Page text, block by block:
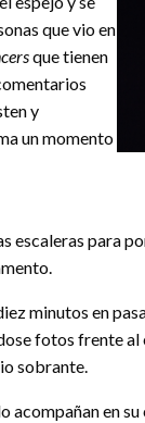
que vio en
que tienen
y
un momento
escaleras para
minutos en
fotos frente al
sobrante.
acompañan en